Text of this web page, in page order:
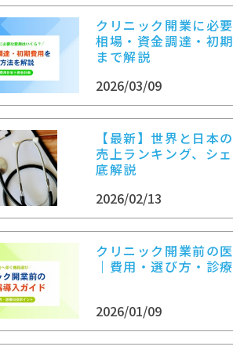
クリニック開業に必
相場・資金調達・初
まで解説
2026/03/09
【最新】世界と日本
売上ランキング、シ
底解説
2026/02/13
クリニック開業前の
｜費用・選び方・診
2026/01/09